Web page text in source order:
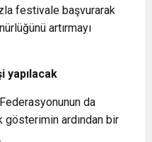
festivale başvurarak
artırmayı
yapılacak
da
gösterimin ardından bir